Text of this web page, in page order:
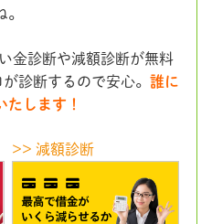
金診断や減額診断が無料
診断するので安心。 誰に
たします！
>> 減額診断